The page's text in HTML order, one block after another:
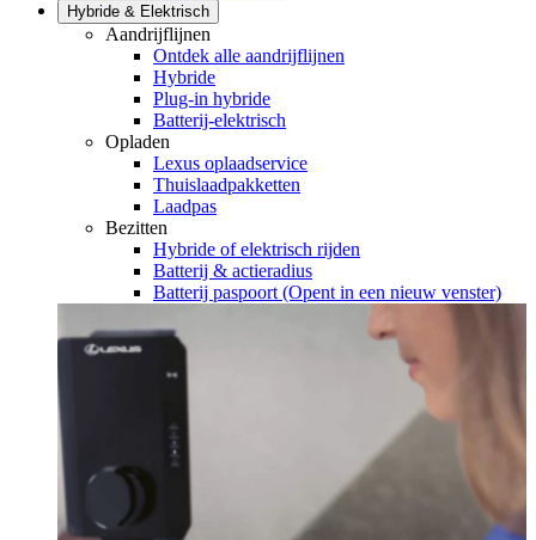
Hybride & Elektrisch
Aandrijflijnen
Ontdek alle aandrijflijnen
Hybride
Plug-in hybride
Batterij-elektrisch
Opladen
Lexus oplaadservice
Thuislaadpakketten
Laadpas
Bezitten
Hybride of elektrisch rijden
Batterij & actieradius
Batterij paspoort (Opent in een nieuw venster)